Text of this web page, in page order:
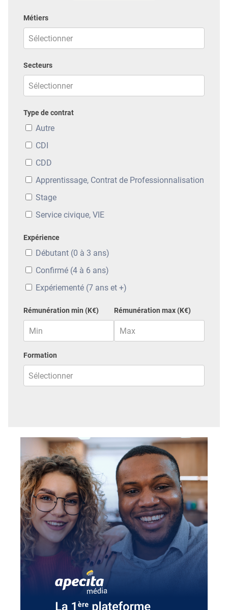
Métiers
Secteurs
Type de contrat
Autre
CDI
CDD
Apprentissage, Contrat de Professionnalisation
Stage
Service civique, VIE
Expérience
Débutant (0 à 3 ans)
Confirmé (4 à 6 ans)
Expériementé (7 ans et +)
Rémunération min (K€) Rémunération max (K€)
Formation